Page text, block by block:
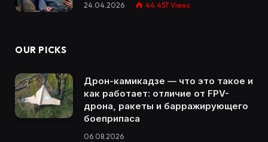
24.04.2026 44 457 Views
OUR PICKS
Дрон-камикадзе — что это такое и
как работает: отличие от FPV-
дрона, ракеты и барражирующего
боеприпаса
06.08.2026